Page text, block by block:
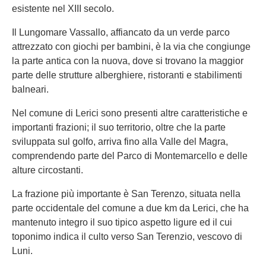
esistente nel XIII secolo.
Il Lungomare Vassallo, affiancato da un verde parco
attrezzato con giochi per bambini, è la via che congiunge
la parte antica con la nuova, dove si trovano la maggior
parte delle strutture alberghiere, ristoranti e stabilimenti
balneari.
Nel comune di Lerici sono presenti altre caratteristiche e
importanti frazioni; il suo territorio, oltre che la parte
sviluppata sul golfo, arriva fino alla Valle del Magra,
comprendendo parte del Parco di Montemarcello e delle
alture circostanti.
La frazione più importante è San Terenzo, situata nella
parte occidentale del comune a due km da Lerici, che ha
mantenuto integro il suo tipico aspetto ligure ed il cui
toponimo indica il culto verso San Terenzio, vescovo di
Luni.